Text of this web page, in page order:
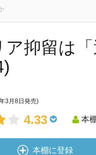
ア抑留は
3月8日発売)
4.33 本
本棚に登録